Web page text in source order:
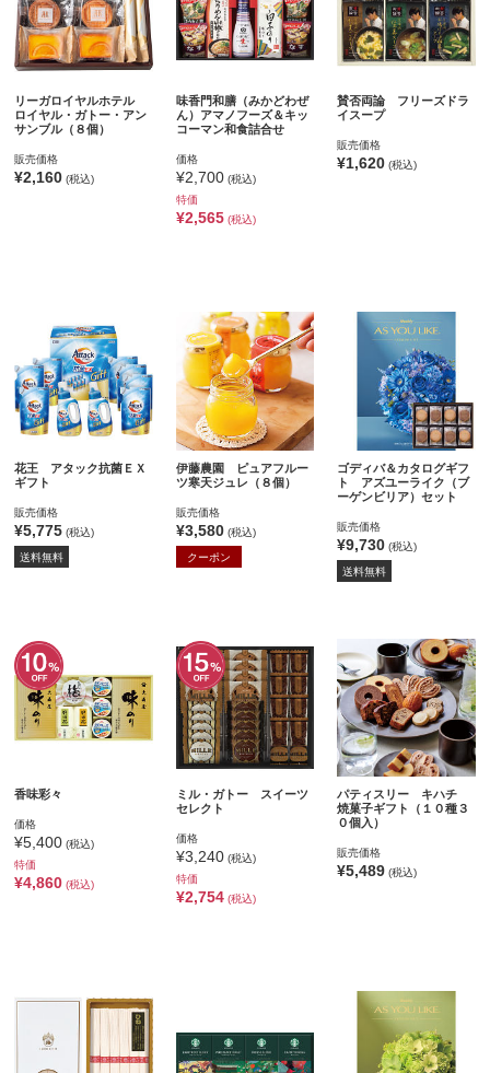
リーガロイヤルホテル
ロイヤル・ガトー・アン
サンブル（８個）
販売価格
¥2,160 (税込)
味香門和膳（みかどわぜ
ん）アマノフーズ＆キッ
コーマン和食詰合せ
価格
¥2,700(税込)
特価
¥2,565(税込)
賛否両論 フリーズドラ
イスープ
販売価格
¥1,620 (税込)
花王 アタック抗菌ＥＸ
ギフト
販売価格
¥5,775 (税込)
送料無料
伊藤農園 ピュアフルー
ツ寒天ジュレ（８個）
販売価格
¥3,580(税込)
クーポン
ゴディバ＆カタログギフ
ト アズユーライク（ブ
ーゲンビリア）セット
販売価格
¥9,730 (税込)
送料無料
香味彩々
価格
¥5,400 (税込)
特価
¥4,860 (税込)
ミル・ガトー スイーツ
セレクト
価格
¥3,240(税込)
特価
¥2,754(税込)
パティスリー キハチ
焼菓子ギフト（１０種３
０個入）
販売価格
¥5,489 (税込)